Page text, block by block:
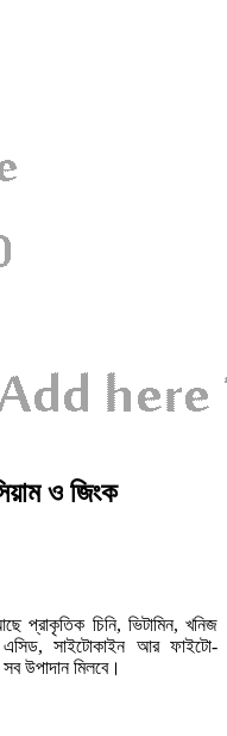
ও জিংক
প্রাকৃতিক চিনি, ভিটামিন, খনিজ
এসিড, সাইটোকাইন আর ফাইটো-
উপাদান মিলবে।